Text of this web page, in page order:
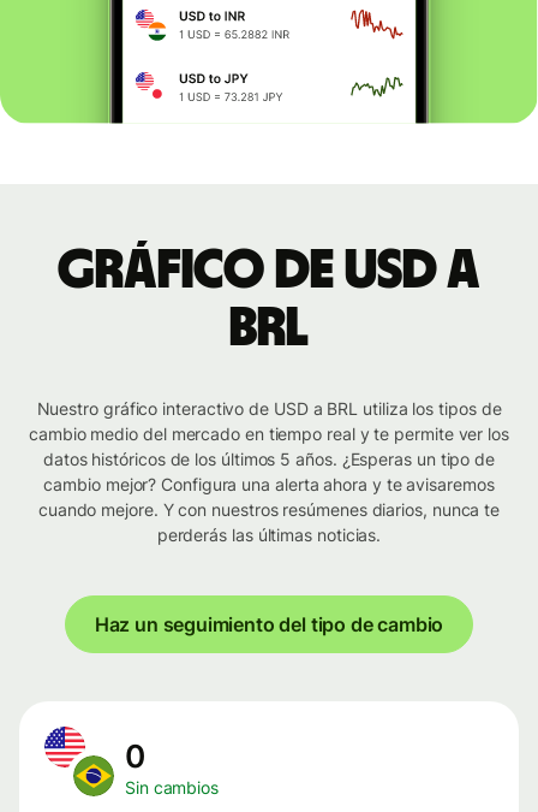
Gráfico de USD a
BRL
Nuestro gráfico interactivo de USD a BRL utiliza los tipos de
cambio medio del mercado en tiempo real y te permite ver los
datos históricos de los últimos 5 años. ¿Esperas un tipo de
cambio mejor? Configura una alerta ahora y te avisaremos
cuando mejore. Y con nuestros resúmenes diarios, nunca te
perderás las últimas noticias.
Haz un seguimiento del tipo de cambio
0
Sin cambios